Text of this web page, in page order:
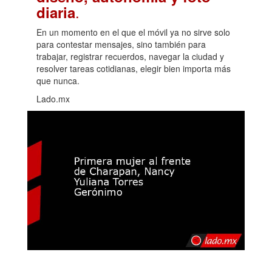
diaria.
En un momento en el que el móvil ya no sirve solo
para contestar mensajes, sino también para
trabajar, registrar recuerdos, navegar la ciudad y
resolver tareas cotidianas, elegir bien importa más
que nunca.
Lado.mx